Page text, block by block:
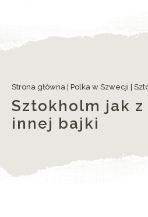
Strona główna Polka w Szwecji
Sztokholm jak z
innej bajki